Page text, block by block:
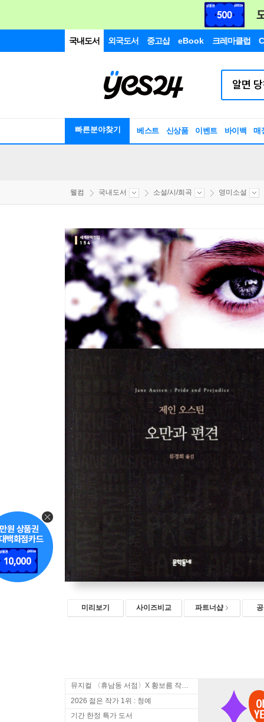
국내도서 외국도서 중고샵 eBook 크레마클럽
빠른분야찾기 베스트 신상품 이벤트 바이백 매
웰컴 국내도서 소설/시/희곡 영미소설
미리보기 사이즈비교 파트너샵
뮤지컬 〈휴남동 서점〉X 황보름 작가 북토크
2026 젊은 작가 1위 : 청예
기간 한정 특가 도서